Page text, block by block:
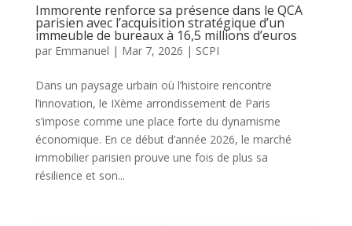
Immorente renforce sa présence dans le QCA
parisien avec l’acquisition stratégique d’un
immeuble de bureaux à 16,5 millions d’euros
par Emmanuel | Mar 7, 2026 | SCPI
Dans un paysage urbain où l’histoire rencontre
l’innovation, le IXème arrondissement de Paris
s’impose comme une place forte du dynamisme
économique. En ce début d’année 2026, le marché
immobilier parisien prouve une fois de plus sa
résilience et son...